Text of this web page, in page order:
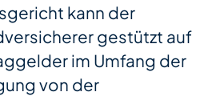
kann der
gestützt auf
im Umfang der
von der